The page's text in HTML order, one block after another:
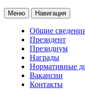
Меню Навигация
Общие
Президент
Президиум
Награды
Нормативные
Вакансии
Контакты